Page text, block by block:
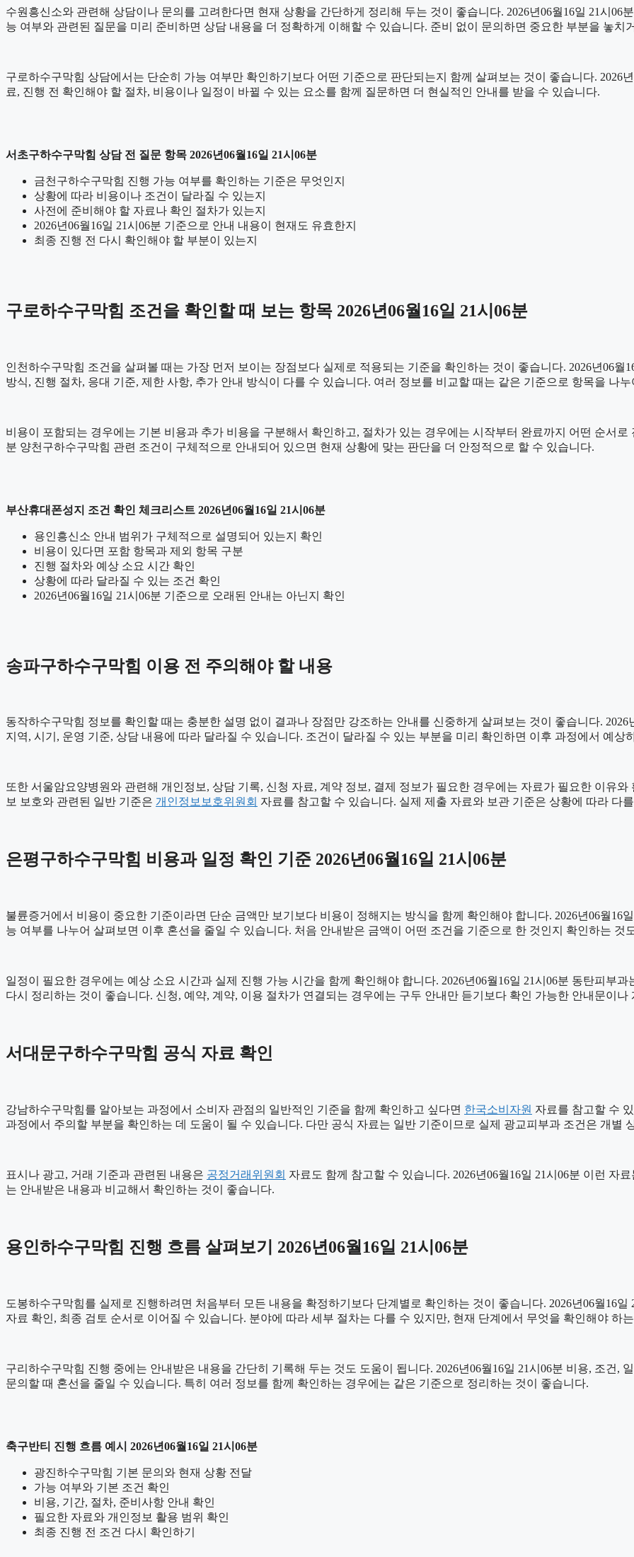
수원흥신소와 관련해 상담이나 문의를 고려한다면 현재 상황을 간단하게 정리해 두는 것이 좋습니다. 2026년06월16일 21시06
능 여부와 관련된 질문을 미리 준비하면 상담 내용을 더 정확하게 이해할 수 있습니다. 준비 없이 문의하면 중요한 부분을 놓치
구로하수구막힘 상담에서는 단순히 가능 여부만 확인하기보다 어떤 기준으로 판단되는지 함께 살펴보는 것이 좋습니다. 2026
료, 진행 전 확인해야 할 절차, 비용이나 일정이 바뀔 수 있는 요소를 함께 질문하면 더 현실적인 안내를 받을 수 있습니다.
서초구하수구막힘 상담 전 질문 항목 2026년06월16일 21시06분
금천구하수구막힘 진행 가능 여부를 확인하는 기준은 무엇인지
상황에 따라 비용이나 조건이 달라질 수 있는지
사전에 준비해야 할 자료나 확인 절차가 있는지
2026년06월16일 21시06분 기준으로 안내 내용이 현재도 유효한지
최종 진행 전 다시 확인해야 할 부분이 있는지
구로하수구막힘 조건을 확인할 때 보는 항목 2026년06월16일 21시06분
인천하수구막힘 조건을 살펴볼 때는 가장 먼저 보이는 장점보다 실제로 적용되는 기준을 확인하는 것이 좋습니다. 2026년06
방식, 진행 절차, 응대 기준, 제한 사항, 추가 안내 방식이 다를 수 있습니다. 여러 정보를 비교할 때는 같은 기준으로 항목을 나
비용이 포함되는 경우에는 기본 비용과 추가 비용을 구분해서 확인하고, 절차가 있는 경우에는 시작부터 완료까지 어떤 순서로
분 양천구하수구막힘 관련 조건이 구체적으로 안내되어 있으면 현재 상황에 맞는 판단을 더 안정적으로 할 수 있습니다.
부산휴대폰성지 조건 확인 체크리스트 2026년06월16일 21시06분
용인흥신소 안내 범위가 구체적으로 설명되어 있는지 확인
비용이 있다면 포함 항목과 제외 항목 구분
진행 절차와 예상 소요 시간 확인
상황에 따라 달라질 수 있는 조건 확인
2026년06월16일 21시06분 기준으로 오래된 안내는 아닌지 확인
송파구하수구막힘 이용 전 주의해야 할 내용
동작하수구막힘 정보를 확인할 때는 충분한 설명 없이 결과나 장점만 강조하는 안내를 신중하게 살펴보는 것이 좋습니다.
지역, 시기, 운영 기준, 상담 내용에 따라 달라질 수 있습니다. 조건이 달라질 수 있는 부분을 미리 확인하면 이후 과정에서 예상
또한 서울암요양병원와 관련해 개인정보, 상담 기록, 신청 자료, 계약 정보, 결제 정보가 필요한 경우에는 자료가 필요한 이유와
보 보호와 관련된 일반 기준은 개인정보보호위원회 자료를 참고할 수 있습니다. 실제 제출 자료와 보관 기준은 상황에 따라 다
은평구하수구막힘 비용과 일정 확인 기준 2026년06월16일 21시06분
불륜증거에서 비용이 중요한 기준이라면 단순 금액만 보기보다 비용이 정해지는 방식을 함께 확인해야 합니다. 2026년06월16
능 여부를 나누어 살펴보면 이후 혼선을 줄일 수 있습니다. 처음 안내받은 금액이 어떤 조건을 기준으로 한 것인지 확인하는 것
일정이 필요한 경우에는 예상 소요 시간과 실제 진행 가능 시간을 함께 확인해야 합니다. 2026년06월16일 21시06분 동탄피부
다시 정리하는 것이 좋습니다. 신청, 예약, 계약, 이용 절차가 연결되는 경우에는 구두 안내만 듣기보다 확인 가능한 안내문이
서대문구하수구막힘 공식 자료 확인
강남하수구막힘를 알아보는 과정에서 소비자 관점의 일반적인 기준을 함께 확인하고 싶다면 한국소비자원 자료를 참고할 수
과정에서 주의할 부분을 확인하는 데 도움이 될 수 있습니다. 다만 공식 자료는 일반 기준이므로 실제 광교피부과 조건은 개별
표시나 광고, 거래 기준과 관련된 내용은 공정거래위원회 자료도 함께 참고할 수 있습니다. 2026년06월16일 21시06분 이런 자
는 안내받은 내용과 비교해서 확인하는 것이 좋습니다.
용인하수구막힘 진행 흐름 살펴보기 2026년06월16일 21시06분
도봉하수구막힘를 실제로 진행하려면 처음부터 모든 내용을 확정하기보다 단계별로 확인하는 것이 좋습니다. 2026년06월16
자료 확인, 최종 검토 순서로 이어질 수 있습니다. 분야에 따라 세부 절차는 다를 수 있지만, 현재 단계에서 무엇을 확인해야 하
구리하수구막힘 진행 중에는 안내받은 내용을 간단히 기록해 두는 것도 도움이 됩니다. 2026년06월16일 21시06분 비용, 조건,
문의할 때 혼선을 줄일 수 있습니다. 특히 여러 정보를 함께 확인하는 경우에는 같은 기준으로 정리하는 것이 좋습니다.
축구반티 진행 흐름 예시 2026년06월16일 21시06분
광진하수구막힘 기본 문의와 현재 상황 전달
가능 여부와 기본 조건 확인
비용, 기간, 절차, 준비사항 안내 확인
필요한 자료와 개인정보 활용 범위 확인
최종 진행 전 조건 다시 확인하기